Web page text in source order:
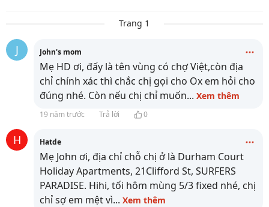
Trang 1
J John's mom
Mẹ HD ơi, đấy là tên vùng có chợ Việt,còn địa
chỉ chính xác thì chắc chị gọi cho Ox em hỏi cho
đúng nhé. Còn nếu chị chỉ muốn... Xem thêm
19 năm trước Trả lời 0
H Hatde
Mẹ John ơi, địa chỉ chỗ chị ở là Durham Court
Holiday Apartments, 21Clifford St, SURFERS
PARADISE. Hihi, tối hôm mùng 5/3 fixed nhé, chị
chỉ sợ em mệt vì... Xem thêm